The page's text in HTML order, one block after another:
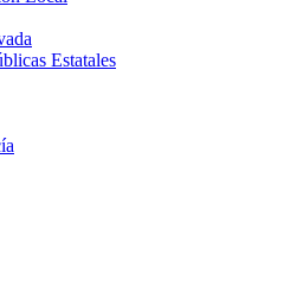
Estatales